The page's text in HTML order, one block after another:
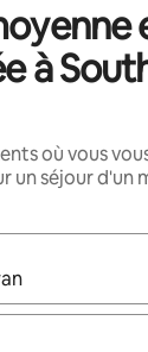
à
où vous
un séjour d'un
utilisez